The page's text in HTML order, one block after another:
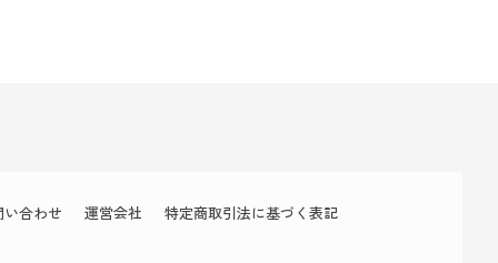
い合わせ 運営会社
特定商取引法に基づく表記